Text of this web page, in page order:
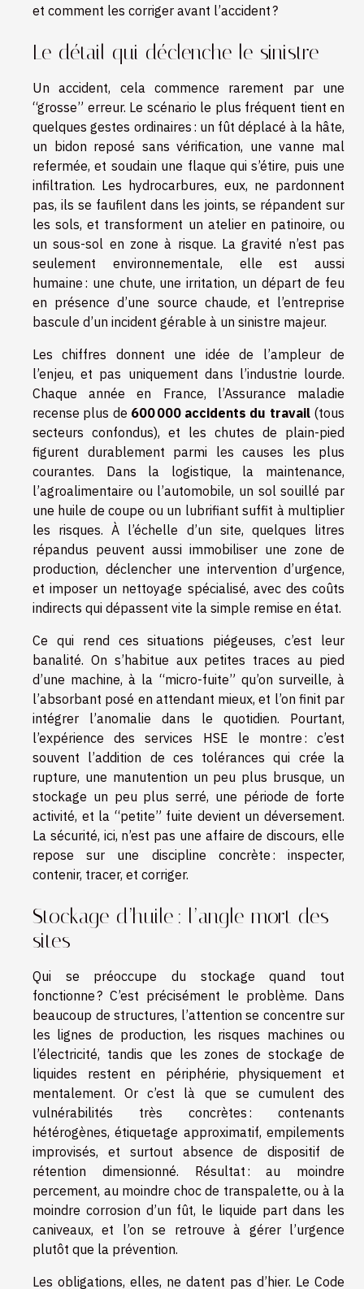
et comment les corriger avant l’accident ?
Le détail qui déclenche le sinistre
Un accident, cela commence rarement par une
“grosse” erreur. Le scénario le plus fréquent tient en
quelques gestes ordinaires : un fût déplacé à la hâte,
un bidon reposé sans vérification, une vanne mal
refermée, et soudain une flaque qui s’étire, puis une
infiltration. Les hydrocarbures, eux, ne pardonnent
pas, ils se faufilent dans les joints, se répandent sur
les sols, et transforment un atelier en patinoire, ou
un sous-sol en zone à risque. La gravité n’est pas
seulement environnementale, elle est aussi
humaine : une chute, une irritation, un départ de feu
en présence d’une source chaude, et l’entreprise
bascule d’un incident gérable à un sinistre majeur.
Les chiffres donnent une idée de l’ampleur de
l’enjeu, et pas uniquement dans l’industrie lourde.
Chaque année en France, l’Assurance maladie
recense plus de 600 000 accidents du travail(tous
secteurs confondus), et les chutes de plain-pied
figurent durablement parmi les causes les plus
courantes. Dans la logistique, la maintenance,
l’agroalimentaire ou l’automobile, un sol souillé par
une huile de coupe ou un lubrifiant suffit à multiplier
les risques. À l’échelle d’un site, quelques litres
répandus peuvent aussi immobiliser une zone de
production, déclencher une intervention d’urgence,
et imposer un nettoyage spécialisé, avec des coûts
indirects qui dépassent vite la simple remise en état.
Ce qui rend ces situations piégeuses, c’est leur
banalité. On s’habitue aux petites traces au pied
d’une machine, à la “micro-fuite” qu’on surveille, à
l’absorbant posé en attendant mieux, et l’on finit par
intégrer l’anomalie dans le quotidien. Pourtant,
l’expérience des services HSE le montre : c’est
souvent l’addition de ces tolérances qui crée la
rupture, une manutention un peu plus brusque, un
stockage un peu plus serré, une période de forte
activité, et la “petite” fuite devient un déversement.
La sécurité, ici, n’est pas une affaire de discours, elle
repose sur une discipline concrète : inspecter,
contenir, tracer, et corriger.
Stockage d’huile : l’angle mort des
sites
Qui se préoccupe du stockage quand tout
fonctionne ? C’est précisément le problème. Dans
beaucoup de structures, l’attention se concentre sur
les lignes de production, les risques machines ou
l’électricité, tandis que les zones de stockage de
liquides restent en périphérie, physiquement et
mentalement. Or c’est là que se cumulent des
vulnérabilités très concrètes : contenants
hétérogènes, étiquetage approximatif, empilements
improvisés, et surtout absence de dispositif de
rétention dimensionné. Résultat : au moindre
percement, au moindre choc de transpalette, ou à la
moindre corrosion d’un fût, le liquide part dans les
caniveaux, et l’on se retrouve à gérer l’urgence
plutôt que la prévention.
Les obligations, elles, ne datent pas d’hier. Le Code